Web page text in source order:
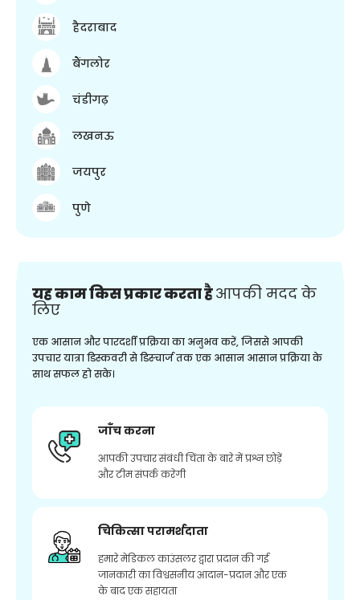
हैदराबाद
बैंगलोर
चंडीगढ़
लखनऊ
जयपुर
पुणे
यह काम किस प्रकार करता हैआपकी मदद के
लिए
एक आसान और पारदर्शी प्रक्रिया का अनुभव करें, जिससे आपकी
उपचार यात्रा डिस्कवरी से डिस्चार्ज तक एक आसान आसान प्रक्रिया के
साथ सफल हो सके।
जाँच करना
आपकी उपचार संबंधी चिंता के बारे में प्रश्न छोड़ें
और टीम संपर्क करेगी
चिकित्सा परामर्शदाता
हमारे मेडिकल काउंसलर द्वारा प्रदान की गई
जानकारी का विश्वसनीय आदान-प्रदान और एक
के बाद एक सहायता